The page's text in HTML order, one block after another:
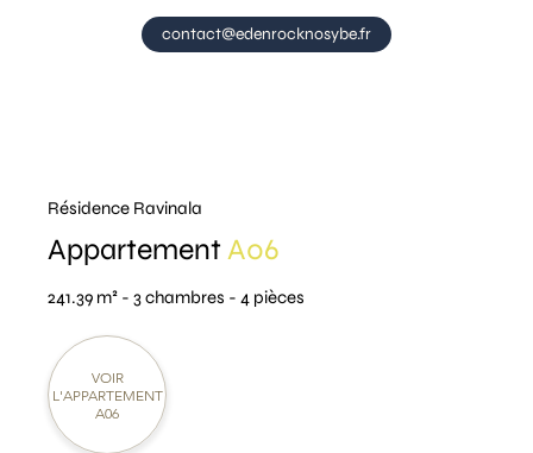
contact@edenrocknosybe.fr
AppartementA06
Résidence Ravinala
241.39 m² - 3 chambres - 4 pièces
VOIR
L'APPARTEMENT
A06